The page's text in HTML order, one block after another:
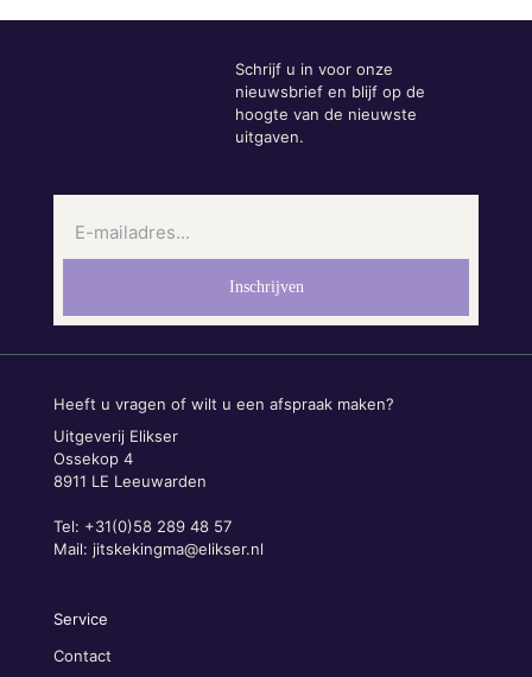
Schrijf u in voor onze
nieuwsbrief en blijf op de
hoogte van de nieuwste
uitgaven.
Heeft u vragen of wilt u een afspraak maken?
Uitgeverij Elikser
Ossekop 4
8911 LE Leeuwarden
Tel: +31(0)58 289 48 57
Mail: jitskekingma@elikser.nl
Service
Contact